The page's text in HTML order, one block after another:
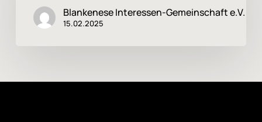
Blankenese Interessen-Gemeinschaft e.V.
15.02.2025